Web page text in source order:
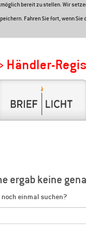
bereit zu stellen. Wir
Fahren Sie fort, wenn
Händler-
ergab keine
noch einmal suchen?